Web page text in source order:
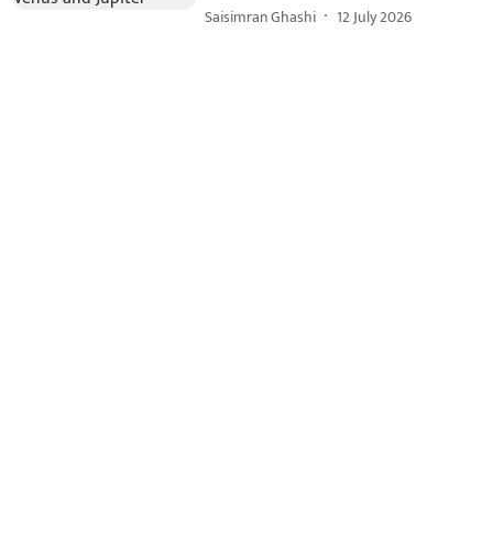
Saisimran Ghashi 12 July 2026